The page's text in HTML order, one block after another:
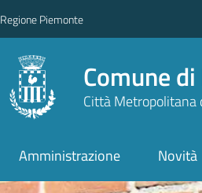
Regione Piemonte
Comune
Città Metropolitana
Amministrazione Novità